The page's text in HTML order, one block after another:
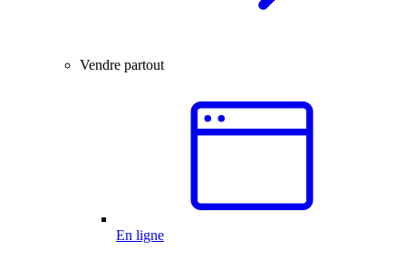
Vendre partout
En ligne